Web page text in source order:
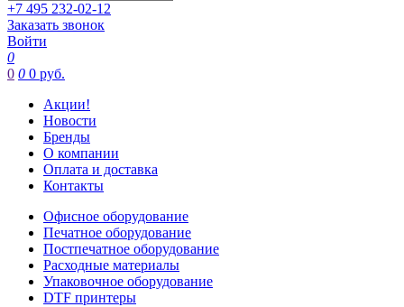
+7 495 232-02-12
Заказать звонок
Войти
0
0 0 0 руб.
Акции!
Новости
Бренды
О компании
Оплата и доставка
Контакты
Офисное оборудование
Печатное оборудование
Постпечатное оборудование
Расходные материалы
Упаковочное оборудование
DTF принтеры